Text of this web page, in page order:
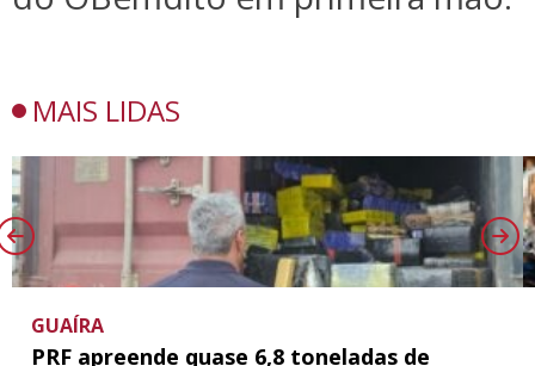
MAIS LIDAS
GUAÍRA
PRF apreende quase 6,8 toneladas de